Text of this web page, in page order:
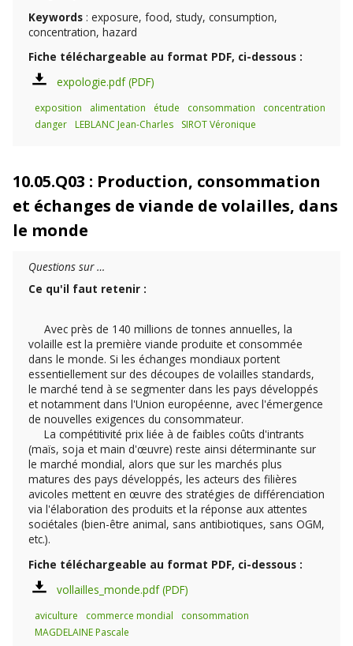
Keywords : exposure, food, study, consumption,
concentration, hazard
Fiche téléchargeable au format PDF, ci-dessous :
expologie.pdf
exposition alimentation étude consommation
concentration
danger
LEBLANC Jean-Charles SIROT Véronique
10.05.Q03 : Production, consommation
et échanges de viande de volailles, dans
le monde
Questions sur …
Ce qu'il faut retenir :
Avec près de 140 millions de tonnes annuelles, la
volaille est la première viande produite et consommée
dans le monde. Si les échanges mondiaux portent
essentiellement sur des découpes de volailles standards,
le marché tend à se segmenter dans les pays développés
et notamment dans l'Union européenne, avec l'émergence
de nouvelles exigences du consommateur.
La compétitivité prix liée à de faibles coûts d'intrants
(maïs, soja et main d'œuvre) reste ainsi déterminante sur
le marché mondial, alors que sur les marchés plus
matures des pays développés, les acteurs des filières
avicoles mettent en œuvre des stratégies de différenciation
via l'élaboration des produits et la réponse aux attentes
sociétales (bien-être animal, sans antibiotiques, sans OGM,
etc.).
Fiche téléchargeable au format PDF, ci-dessous :
vollailles_monde.pdf
aviculture commerce mondial
consommation
MAGDELAINE Pascale